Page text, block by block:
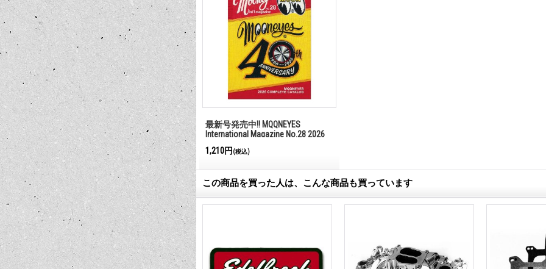
最新号発売中!! MQQNEYES
International Magazine No.28 2026
1,210円 (税込)
この商品を買った人は、こんな商品も買っています